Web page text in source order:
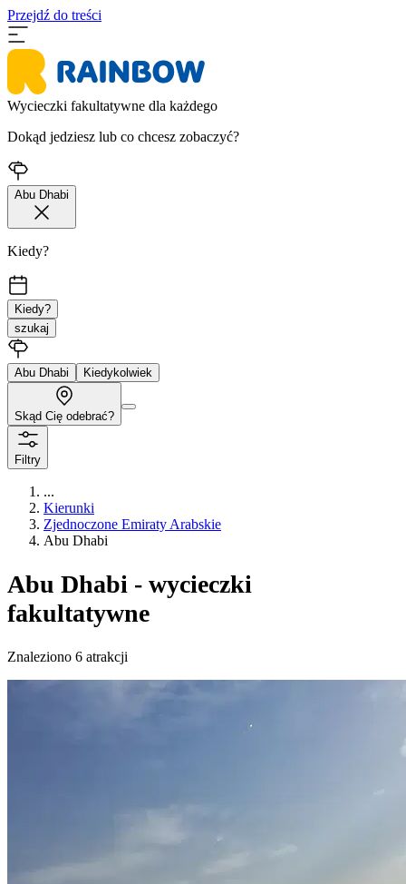
Przejdź do treści
Wycieczki fakultatywne dla każdego
Dokąd jedziesz lub co chcesz zobaczyć?
Abu Dhabi
Kiedy?
Kiedy?
szukaj
Abu Dhabi Kiedykolwiek
Skąd Cię odebrać?
Filtry
...
Kierunki
Zjednoczone Emiraty Arabskie
Abu Dhabi
Abu Dhabi - wycieczki
fakultatywne
Znaleziono 6 atrakcji